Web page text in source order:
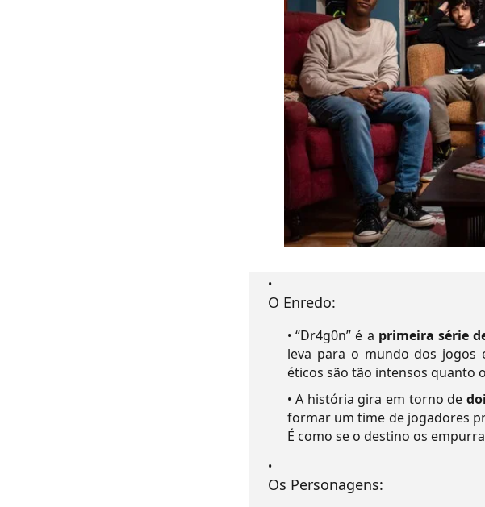
O Enredo:
“Dr4g0n” é a primeira série
leva para o mundo dos jogos
éticos são tão intensos quanto
A história gira em torno de
formar um time de jogadores
É como se o destino os
Os Personagens: